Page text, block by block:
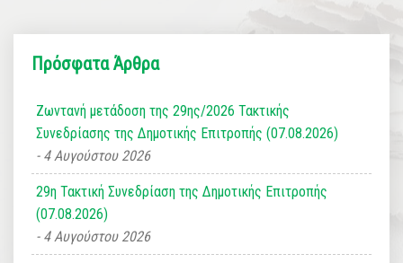
Πρόσφατα Άρθρα
Ζωντανή μετάδοση της 29ης/2026 Τακτικής
Συνεδρίασης της Δημοτικής Επιτροπής (07.08.2026)
4 Αυγούστου 2026
29η Τακτική Συνεδρίαση της Δημοτικής Επιτροπής
(07.08.2026)
4 Αυγούστου 2026